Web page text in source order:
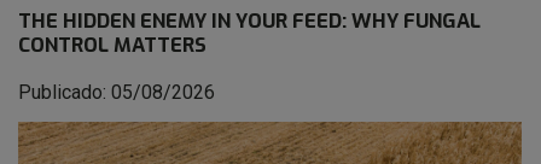
THE HIDDEN ENEMY IN YOUR FEED: WHY FUNGAL
CONTROL MATTERS
Publicado: 05/08/2026